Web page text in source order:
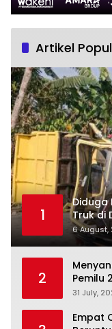
Artikel
1
Diduga
Truk di
6 August,
2
Pemilu
31 July,
Empat